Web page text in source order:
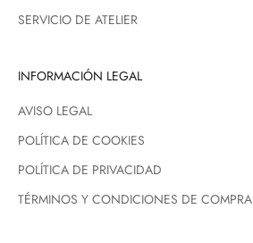
SERVICIO DE ATELIER
INFORMACIÓN LEGAL
AVISO LEGAL
POLÍTICA DE COOKIES
POLÍTICA DE PRIVACIDAD
TÉRMINOS Y CONDICIONES DE COMPRA